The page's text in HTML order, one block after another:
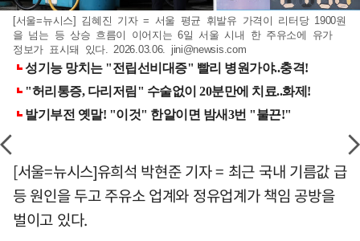
[서울=뉴시스] 김혜진 기자 = 서울 평균 휘발유 가격이 리터당 1900원
을 넘는 등 상승 흐름이 이어지는 6일 서울 시내 한 주유소에 유가
정보가 표시돼 있다. 2026.03.06. jini@newsis.com
[서울=뉴시스]유희석 박현준 기자 = 최근 국내 기름값 급
등 원인을 두고 주유소 업계와 정유업계가 책임 공방을
벌이고 있다.